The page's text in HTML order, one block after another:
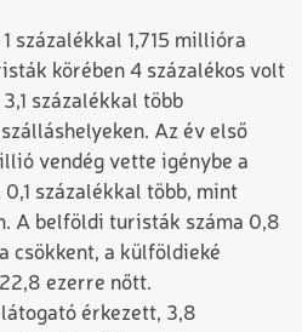
százalékkal 1,715 millióra
körében 4 százalékos volt
százalékkal több
Az év első
vendég vette igénybe a
százalékkal több, mint
A belföldi turisták száma 0,8
csökkent, a külföldieké
ezerre nőtt.
érkezett, 3,8